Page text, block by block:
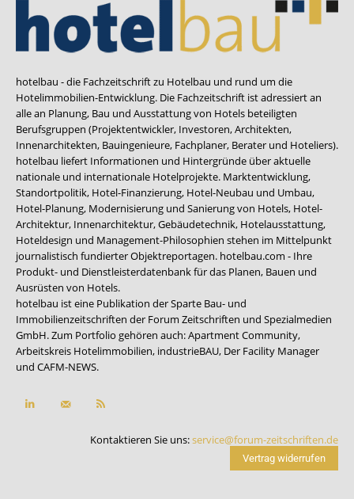
hotelbau - die Fachzeitschrift zu Hotelbau und rund um die
Hotelimmobilien-Entwicklung. Die Fachzeitschrift ist adressiert an
alle an Planung, Bau und Ausstattung von Hotels beteiligten
Berufsgruppen (Projektentwickler, Investoren, Architekten,
Innenarchitekten, Bauingenieure, Fachplaner, Berater und Hoteliers).
hotelbau liefert Informationen und Hintergründe über aktuelle
nationale und internationale Hotelprojekte. Marktentwicklung,
Standortpolitik, Hotel-Finanzierung, Hotel-Neubau und Umbau,
Hotel-Planung, Modernisierung und Sanierung von Hotels, Hotel-
Architektur, Innenarchitektur, Gebäudetechnik, Hotelausstattung,
Hoteldesign und Management-Philosophien stehen im Mittelpunkt
journalistisch fundierter Objektreportagen. hotelbau.com - Ihre
Produkt- und Dienstleisterdatenbank für das Planen, Bauen und
Ausrüsten von Hotels.
hotelbau ist eine Publikation der Sparte Bau- und
Immobilienzeitschriften der Forum Zeitschriften und Spezialmedien
GmbH. Zum Portfolio gehören auch:Apartment Community,
Arbeitskreis Hotelimmobilien, industrieBAU, Der Facility Manager
und CAFM-NEWS.
Kontaktieren Sie uns:service@forum-zeitschriften.de
Vertrag widerrufen